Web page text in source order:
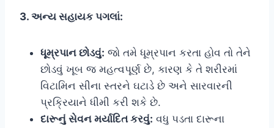
3. અન્ય સહાયક પગલાં:
ધૂમ્રપાન છોડવું: જો તમે ધૂમ્રપાન કરતા હોવ તો તેને
છોડવું ખૂબ જ મહત્વપૂર્ણ છે, કારણ કે તે શરીરમાં
વિટામિન સીના સ્તરને ઘટાડે છે અને સારવારની
પ્રક્રિયાને ધીમી કરી શકે છે.
દારૂનું સેવન મર્યાદિત કરવું: વધુ પડતા દારૂના